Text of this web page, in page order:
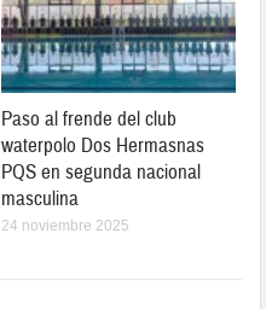
Paso al frende del club
waterpolo Dos Hermasnas
PQS en segunda nacional
masculina
24 noviembre 2025